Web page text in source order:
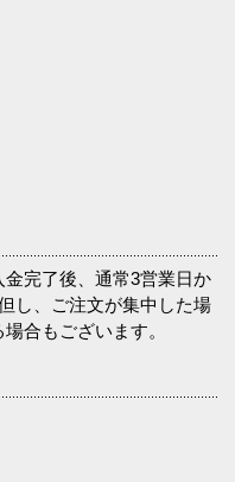
完了後、通常3営業日か
し、ご注文が集中した場
合もございます。